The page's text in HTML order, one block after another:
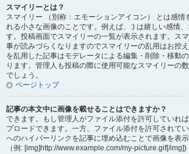
スマイリーとは？
スマイリー （別称：エモーションアイコン） とは感情
れる小さな画像のことです。例えば、:) は嬉しい感情
す。投稿画面でスマイリーの一覧が表示されます。ス
事が読みづらくなりますのでスマイリーの乱用はお控
を乱用した記事はモデレータによる編集・削除・移動
ります。管理人も投稿の際に使用可能なスマイリーの
でしょう。
ページトップ
記事の本文中に画像を載せることはできますか？
できます。もし管理人がファイル添付を許可していれ
プロードできます。一方、ファイル添付を許可されて
へのハイパーリンクを記事に埋め込むことで画像を表
（例: [img]http://www.example.com/my-picture.gif[/